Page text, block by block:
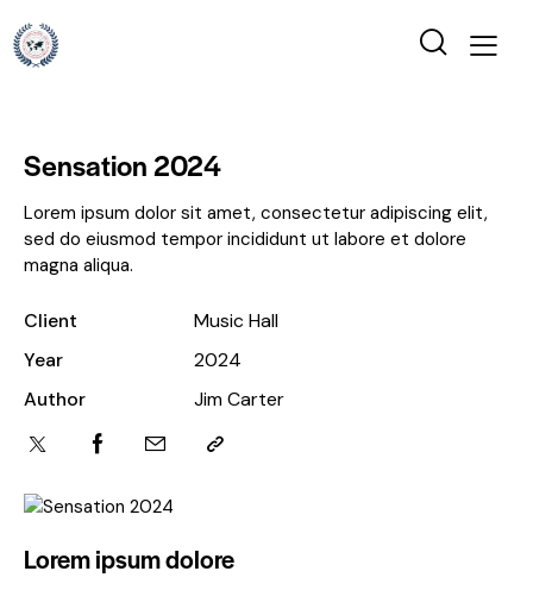
Sensation 2024
Lorem ipsum dolore
Lorem ipsum dolor sit amet, consectetur adipiscing elit,
sed do eiusmod tempor incididunt ut labore et dolore
magna aliqua.
Client
Music Hall
Year
2024
Author
Jim Carter